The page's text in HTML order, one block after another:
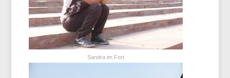
Sandra im Fort